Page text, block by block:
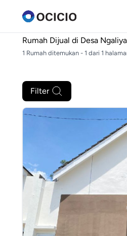
Rumah Dijual di Desa
1 Rumah ditemukan - 1 dari 1
Filter